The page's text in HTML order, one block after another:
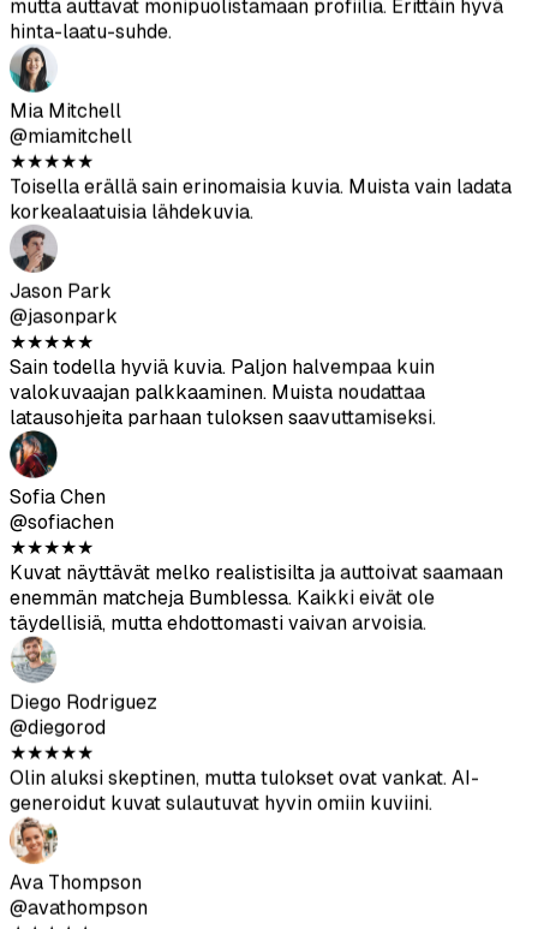
★★★★★
Toisella erällä sain erinomaisia kuvia. Muista vain ladata
korkealaatuisia lähdekuvia.
Jason Park
@jasonpark
★★★★★
Sain todella hyviä kuvia. Paljon halvempaa kuin
valokuvaajan palkkaaminen. Muista noudattaa
latausohjeita parhaan tuloksen saavuttamiseksi.
Sofia Chen
@sofiachen
★★★★★
Kuvat näyttävät melko realistisilta ja auttoivat saamaan
enemmän matcheja Bumblessa. Kaikki eivät ole
täydellisiä, mutta ehdottomasti vaivan arvoisia.
Diego Rodriguez
@diegorod
★★★★★
Olin aluksi skeptinen, mutta tulokset ovat vankat. AI-
generoidut kuvat sulautuvat hyvin omiin kuviini.
Ava Thompson
@avathompson
★★★★★
Viimein pääsin eroon kömpelöistä selfieistäni. Olen saanut
paljon enemmän huomiota Hingessä päivitettyäni profiilini
näillä kuvilla.